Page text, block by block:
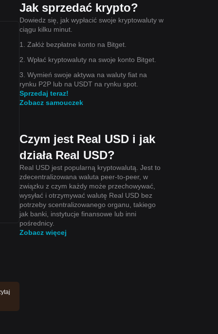
Jak sprzedać krypto?
Dowiedz się, jak wypłacić swoje kryptowaluty w
ciągu kilku minut.
1. Załóż bezpłatne konto na Bitget.
2. Wpłać kryptowaluty na swoje konto Bitget.
3. Wymień swoje aktywa na waluty fiat na
rynku P2P lub na USDT na rynku spot.
Sprzedaj teraz!
Zobacz samouczek
Czym jest Real USD i jak
działa Real USD?
Real USD jest popularną kryptowalutą. Jest to
zdecentralizowana waluta peer-to-peer, w
związku z czym każdy może przechowywać,
wysyłać i otrzymywać walutę Real USD bez
potrzeby scentralizowanego organu, takiego
jak banki, instytucje finansowe lub inni
pośrednicy.
Zobacz więcej